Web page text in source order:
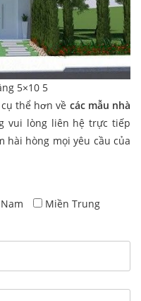
5×10 5
thể hơn về các mẫu nhà
vui lòng liên hệ trực tiếp
hài hòng mọi yêu cầu của
Miền Trung